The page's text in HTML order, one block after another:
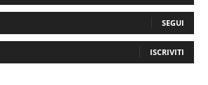
SEGUI
ISCRIVITI